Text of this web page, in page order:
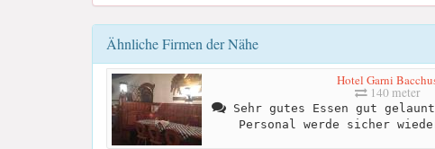
Ähnliche Firmen der Nähe
Hotel Garni
140 meter
Sehr gutes Essen gut
Personal werde sicher